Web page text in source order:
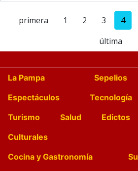
primera 1 2 3 4
última
La Pampa Sepelios
Espectáculos
Tecnología
Turismo
Salud Edictos
Culturales
Cocina y Gastronomía